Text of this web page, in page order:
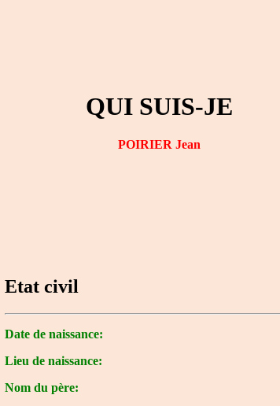
QUI SUIS-JE
POIRIER Jean
Etat civil
Date de naissance:
Lieu de naissance:
Nom du père: